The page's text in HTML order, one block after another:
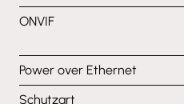
ONVIF
Power over Ethernet
Schutzart